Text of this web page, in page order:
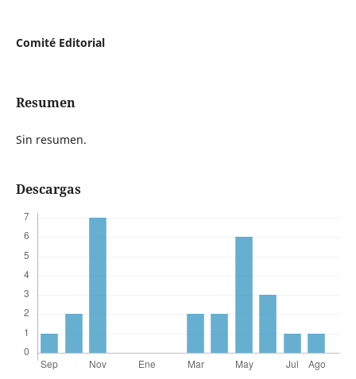
Comité Editorial
Resumen
Sin resumen.
Descargas